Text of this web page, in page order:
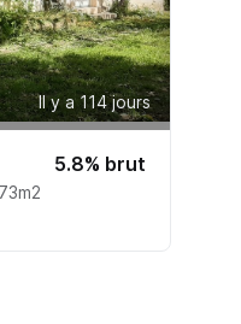
Il y a 114 jours
5.8% brut